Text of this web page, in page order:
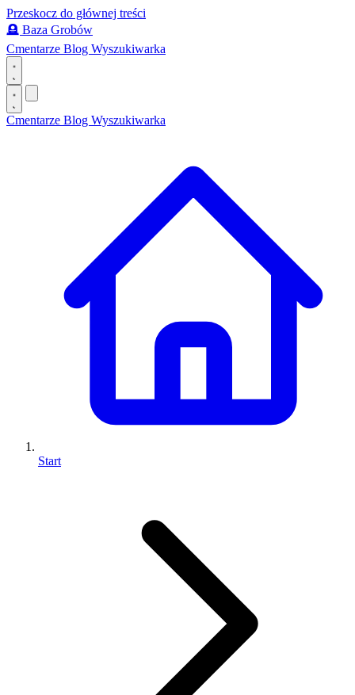
Przeskocz do głównej treści
🪦 Baza Grobów
Cmentarze Blog Wyszukiwarka
Cmentarze Blog Wyszukiwarka
Start